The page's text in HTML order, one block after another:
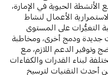
الحيوية في الإمارة،
الأعمال لنشاط
التغيُّرات على المستوى
ودمج أخرى، ومخاطبة
الدعم اللازم، مع
لبناء القدرات والكفاءات
أحدث التقنيات لترسيخ